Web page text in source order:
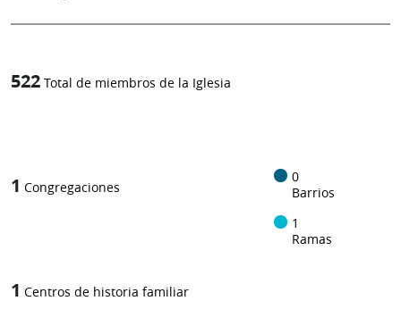
522 Total de miembros de la Iglesia
1 Congregaciones
0
Barrios
1
Ramas
1 Centros de historia familiar